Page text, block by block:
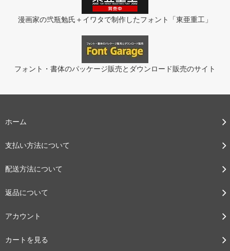
漫画家の弐瓶勉氏＋イワタで制作したフォント「東亜重工」
フォント・書体のパッケージ販売とダウンロード販売のサイト
ホーム
支払い方法について
配送方法について
返品について
アカウント
カートを見る